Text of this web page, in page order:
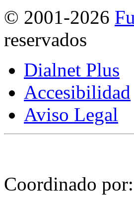
© 2001-2026
reservados
Dialnet Plus
Accesibilidad
Aviso Legal
Coordinado por: